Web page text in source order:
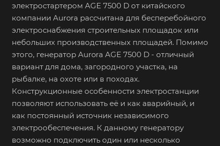
электростартером AGE 7500 D от китайского
компании Aurora рассчитана для бесперебойного
электроснабжения строительных площадок или
небольших производственных площадей. Помимо
этого, генератор Aurora AGE 7500 D - отличный
вариант для дома, загородного участка, на
рыбалке, на охоте или в походах.
Конструкционные особенности электростанции
позволяют использовать её и как аварийный, и
как постоянный источник независимого
электрообеспечения. К данному генератору
возможно подключить один или несколько